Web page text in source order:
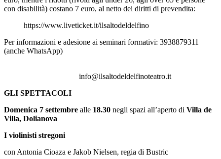
con disabilità) costano 7 euro, al netto dei diritti di prevendita:
https://www.liveticket.it/ilsaltodeldelfino
Per informazioni e adesione ai seminari formativi: 3938879311
(anche WhatsApp)
info@ilsaltodeldelfinoteatro.it
GLI SPETTACOLI
Domenica 7 settembre alle 18.30 negli spazi all’aperto di Villa de
Villa, Dolianova
I violinisti stregoni
con Antonia Cioaza e Jakob Nielsen, regia di Bustric